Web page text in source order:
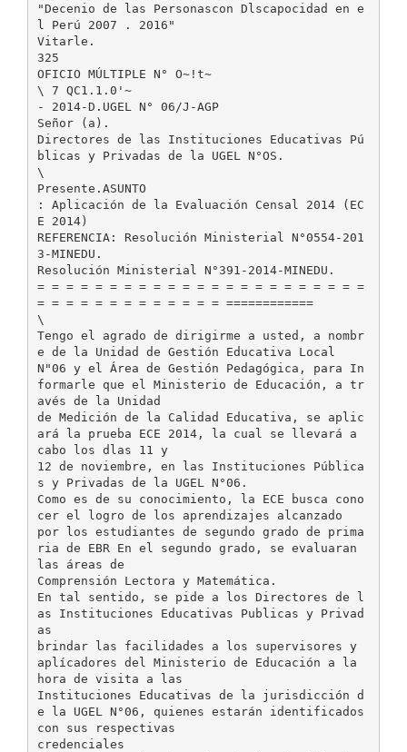
"Decenio de las Personascon Dlscapocidad en e
l Perú 2007 . 2016"
Vitarle.
325
OFICIO MÚLTIPLE N° O~!t~
\ 7 QC1.1.0'~
- 2014-D.UGEL N° 06/J-AGP
Señor (a).
Directores de las Instituciones Educativas Pú
blicas y Privadas de la UGEL N°OS.
\
Presente.ASUNTO
: Aplicación de la Evaluación Censal 2014 (EC
E 2014)
REFERENCIA: Resolución Ministerial N°0554-201
3-MINEDU.
Resolución Ministerial N°391-2014-MINEDU.
= = = = = = = = = = = = = = = = = = = = = = =
= = = = = = = = = = = = = ============
\
Tengo el agrado de dirigirme a usted, a nombr
e de la Unidad de Gestión Educativa Local
N"06 y el Área de Gestión Pedagógica, para In
formarle que el Ministerio de Educación, a tr
avés de la Unidad
de Medición de la Calidad Educativa, se aplic
ará la prueba ECE 2014, la cual se llevará a
cabo los dlas 11 y
12 de noviembre, en las Instituciones Pública
s y Privadas de la UGEL N°06.
Como es de su conocimiento, la ECE busca cono
cer el logro de los aprendizajes alcanzado
por los estudiantes de segundo grado de prima
ria de EBR En el segundo grado, se evaluaran
las áreas de
Comprensión Lectora y Matemática.
En tal sentido, se pide a los Directores de l
as Instituciones Educativas Publicas y Privad
as
brindar las facilidades a los supervisores y
aplícadores del Ministerio de Educación a la
hora de visita a las
Instituciones Educativas de la jurisdicción d
e la UGEL N°06, quienes estarán identificados
con sus respectivas
credenciales